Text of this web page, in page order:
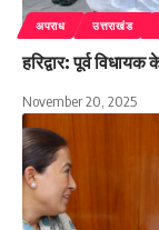
अपराध उत्तराखंड
हरिद्वार: पूर्व
November 20, 2025